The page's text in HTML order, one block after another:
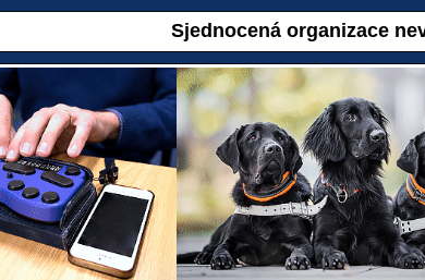
Sjednocená organizace